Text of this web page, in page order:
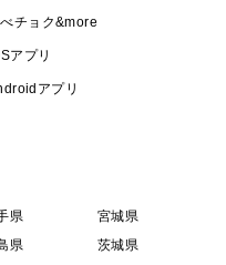
チョク&more
アプリ
アプリ
県
宮城県
県
茨城県